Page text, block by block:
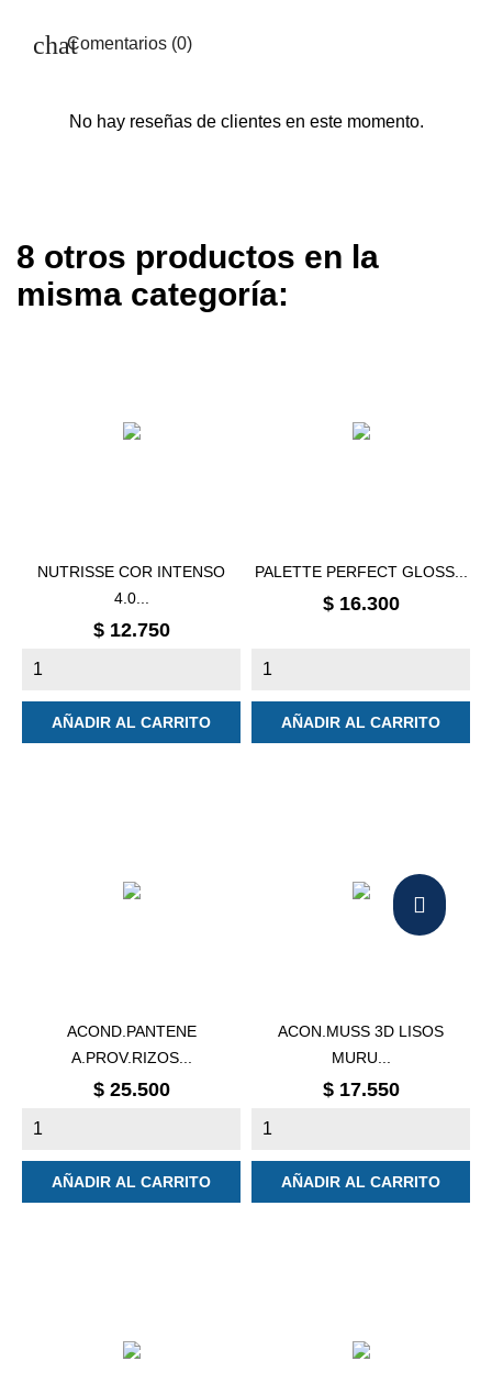
Comentarios (0)
No hay reseñas de clientes en este momento.
8 otros productos en la
misma categoría:
NUTRISSE COR INTENSO
4.0...
Precio
$ 12.750
AÑADIR AL CARRITO
PALETTE PERFECT GLOSS...
Precio
$ 16.300
AÑADIR AL CARRITO
ACOND.PANTENE
A.PROV.RIZOS...
Precio
$ 25.500
AÑADIR AL CARRITO
ACON.MUSS 3D LISOS
MURU...
Precio
$ 17.550
AÑADIR AL CARRITO